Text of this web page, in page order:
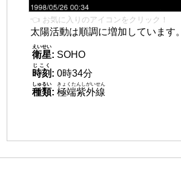
👈 お気に入りのアイコンをクリック！
太陽活動は順調に増加しています。
衛星
えいせい
: SOHO
時刻
じこく
: 0時34分
種類
しゅるい
: 極端紫外線
きょくたんしがいせん